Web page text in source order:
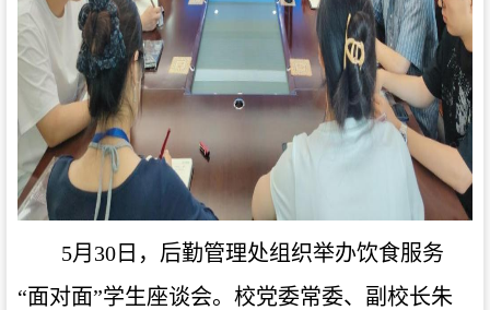
5月30日，后勤管理处组织举办饮食服务
“面对面”学生座谈会。校党委常委、副校长朱